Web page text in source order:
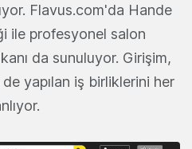
Flavus.com'da Hande
ile profesyonel salon
da sunuluyor. Girişim,
de yapılan iş birliklerini her